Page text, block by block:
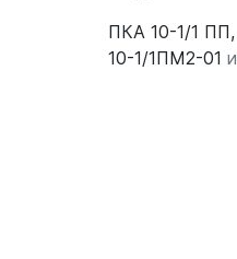
ПКА 10-1/1
10-1/1ПМ2-01